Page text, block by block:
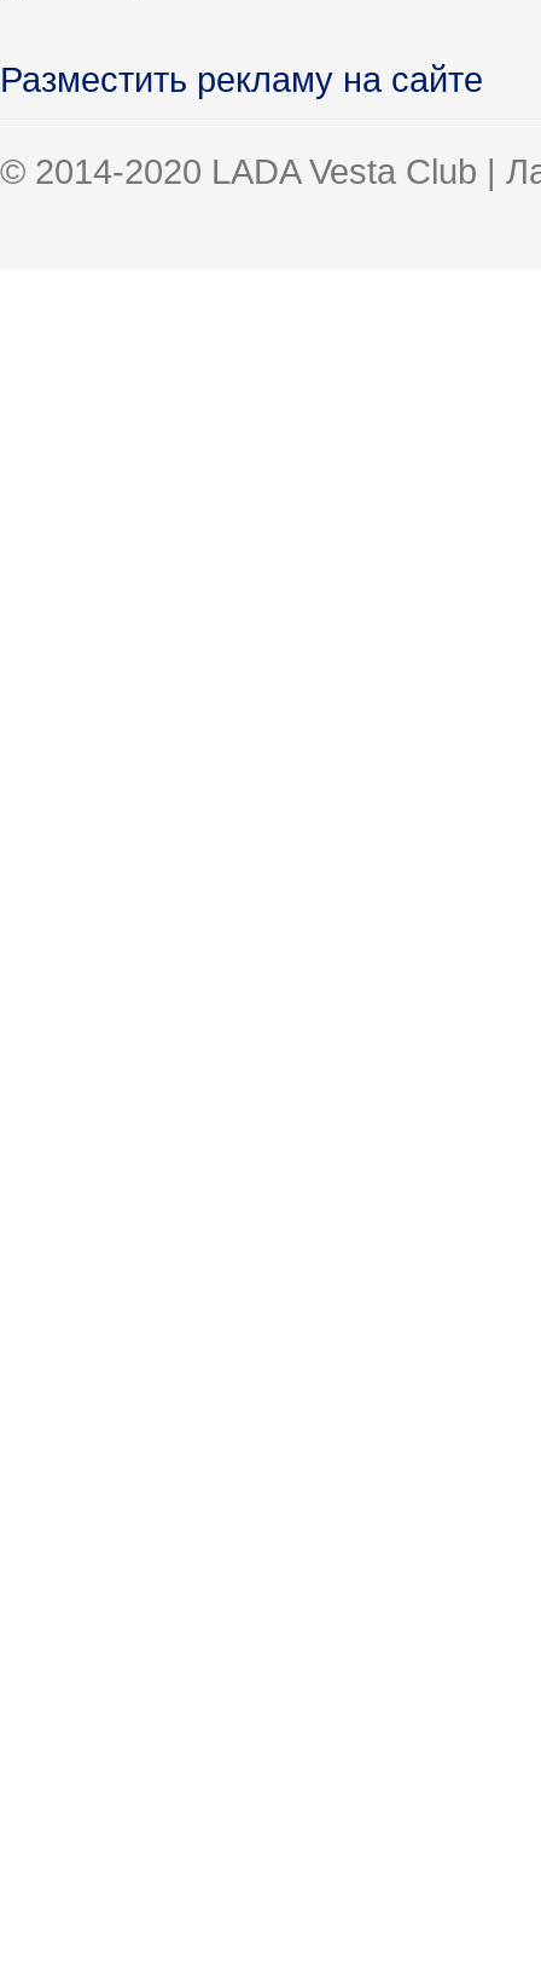
Разместить рекламу на сайте
© 2014-2020 LADA Vesta Club |